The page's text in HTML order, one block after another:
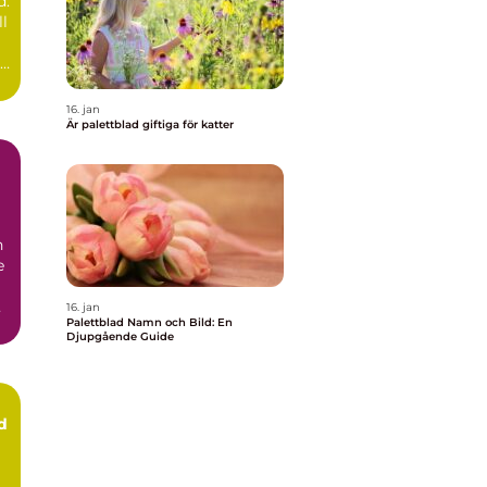
16. jan
Är palettblad giftiga för katter
16. jan
Palettblad Namn och Bild: En
Djupgående Guide